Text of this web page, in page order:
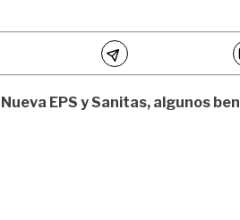
EPS y Sanitas, algunos